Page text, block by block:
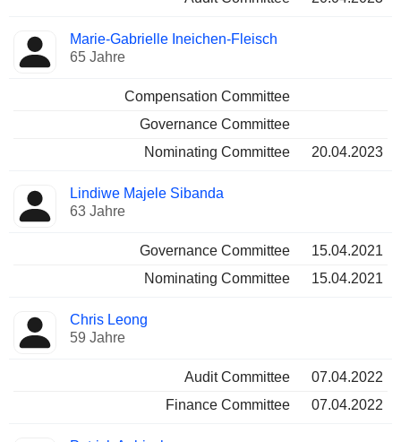
Marie-Gabrielle Ineichen-Fleisch
65 Jahre
Compensation Committee
Governance Committee
Nominating Committee
20.04.2023
Lindiwe Majele Sibanda
63 Jahre
Governance Committee
15.04.2021
Nominating Committee
15.04.2021
Chris Leong
59 Jahre
Audit Committee
07.04.2022
Finance Committee
07.04.2022